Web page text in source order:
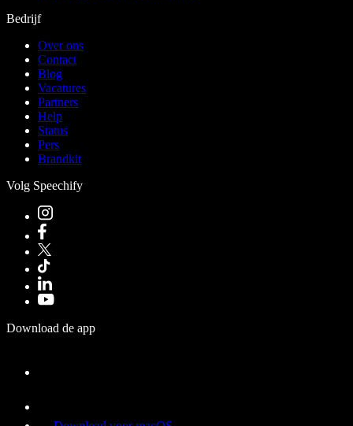
Bedrijf
Over ons
Contact
Blog
Vacatures
Partners
Help
Status
Pers
Brandkit
Volg Speechify
Download de app